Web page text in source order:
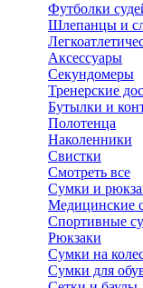
Футболки
Шлепанцы и
Аксессуары
Секундомеры
Тренерские
Бутылки и
Полотенца
Наколенники
Свистки
Смотреть все
Сумки и
Медицинские
Спортивные
Рюкзаки
Сумки на
Сумки для